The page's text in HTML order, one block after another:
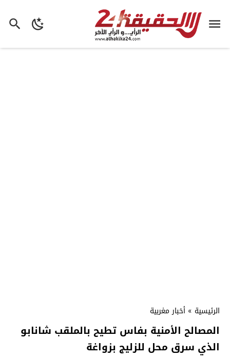
الرئيسية » أخبار مغربية
المصالح الأمنية بفاس تطيح بالملقب شانابو
الذي سرق محل للزليج بزواغة